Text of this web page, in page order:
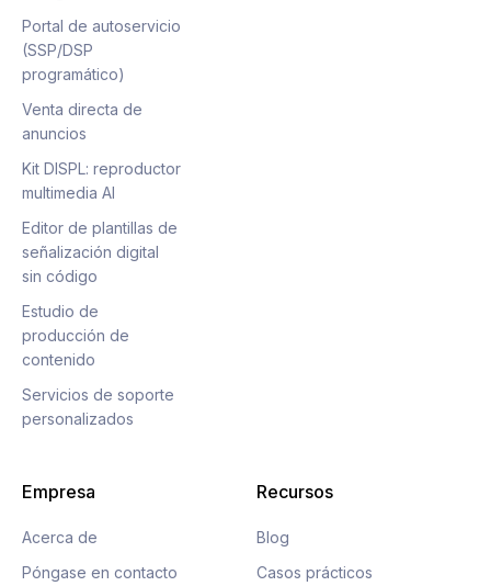
Portal de autoservicio
(SSP/DSP
programático)
Venta directa de
anuncios
Kit DISPL: reproductor
multimedia AI
Editor de plantillas de
señalización digital
sin código
Estudio de
producción de
contenido
Servicios de soporte
personalizados
Empresa
Acerca de
Póngase en contacto
Recursos
Blog
Casos prácticos